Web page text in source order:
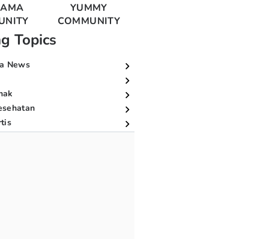
YUMMY
COMMUNITY
Topics
News